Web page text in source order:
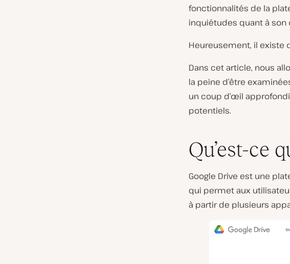
fonctionnalités de la
inquiétudes quant à son
Heureusement, il existe
Dans cet article, nous
la peine d’être
un coup d’œil
potentiels.
Qu’est-ce
Google Drive est une
qui permet aux
à partir de plusieurs